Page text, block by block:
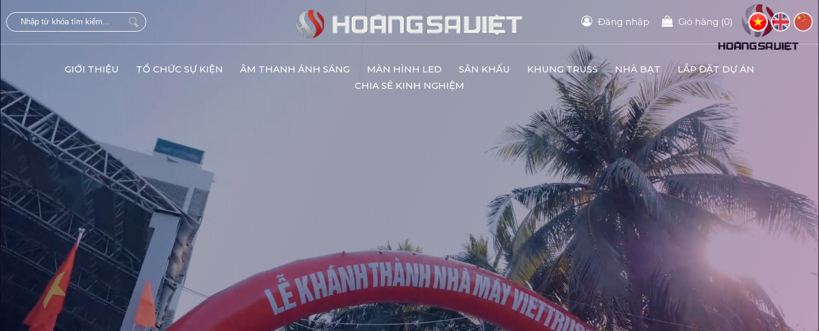
Đăng nhập Giỏ hàng (0)
GIỚI THIỆU TỔ CHỨC SỰ KIỆN ÂM THANH ÁNH SÁNG MÀN HÌNH LED SÂN KHẤU KHUNG TRUSS NHÀ BẠT
LẮP ĐẶT DỰ ÁN
CHIA SẺ KINH NGHIỆM